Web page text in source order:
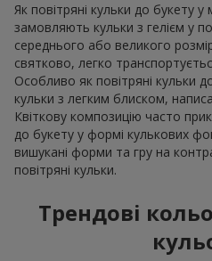
Як повітряні кульки до букету
замовляють кульки з гелієм у
середнього або великого
святково, легко
Особливо як повітряні кульки
кульки з легким блиском,
Квіткову композицію часто
до букету у формі кулькових
вишукані форми та гру на
повітряні кульки.
Трендові